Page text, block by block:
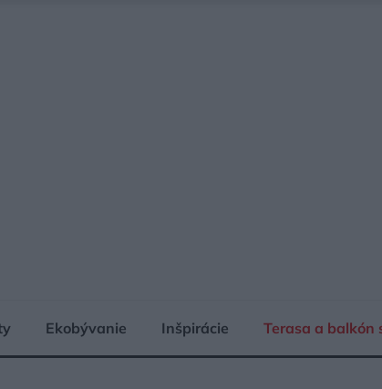
Ekobývanie Inšpirácie Terasa a balkón